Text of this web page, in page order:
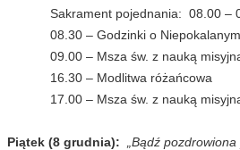
Sakrament pojednania: 08.00 –
08.30 – Godzinki o Niepokalanym
09.00 – Msza św. z nauką
16.30 – Modlitwa różańcowa
17.00 – Msza św. z nauką
Piątek (8 grudnia):
„Bądź pozdrowiona